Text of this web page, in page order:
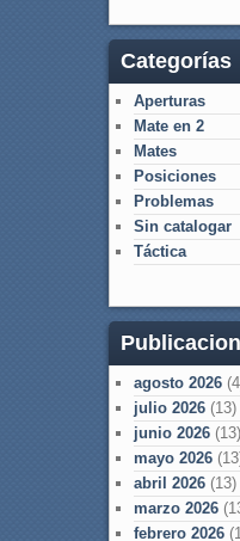
Categorías
Aperturas
Mate en 2
Mates
Posiciones
Problemas
Sin catalogar
Táctica
agosto 2026
julio 2026(13)
junio 2026(13)
mayo 2026
abril 2026(13)
marzo 2026
febrero 2026